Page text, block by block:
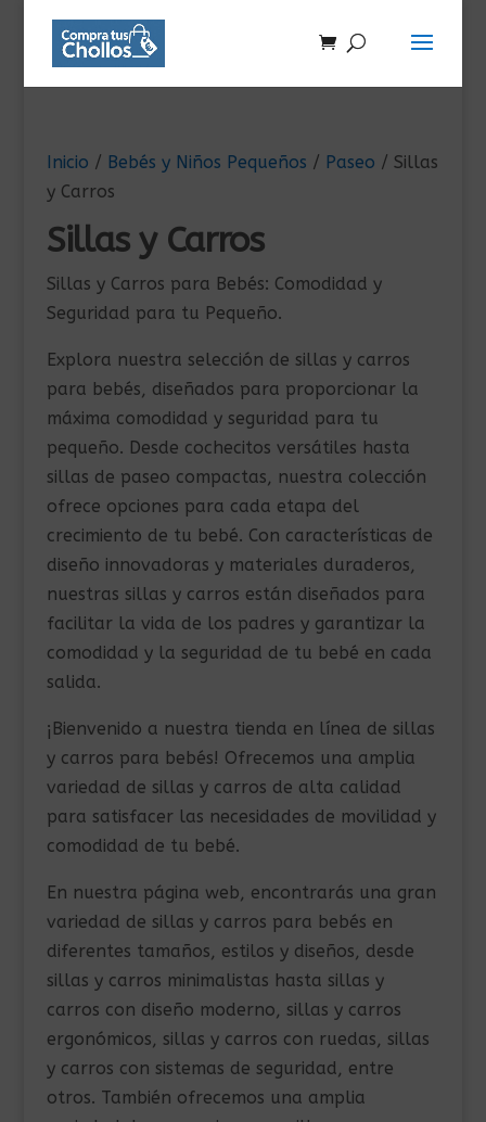
Inicio / Bebés y Niños Pequeños / Paseo / Sillas
y Carros
Sillas y Carros
Sillas y Carros para Bebés: Comodidad y
Seguridad para tu Pequeño.
Explora nuestra selección de sillas y carros
para bebés, diseñados para proporcionar la
máxima comodidad y seguridad para tu
pequeño. Desde cochecitos versátiles hasta
sillas de paseo compactas, nuestra colección
ofrece opciones para cada etapa del
crecimiento de tu bebé. Con características de
diseño innovadoras y materiales duraderos,
nuestras sillas y carros están diseñados para
facilitar la vida de los padres y garantizar la
comodidad y la seguridad de tu bebé en cada
salida.
¡Bienvenido a nuestra tienda en línea de sillas
y carros para bebés! Ofrecemos una amplia
variedad de sillas y carros de alta calidad
para satisfacer las necesidades de movilidad y
comodidad de tu bebé.
En nuestra página web, encontrarás una gran
variedad de sillas y carros para bebés en
diferentes tamaños, estilos y diseños, desde
sillas y carros minimalistas hasta sillas y
carros con diseño moderno, sillas y carros
ergonómicos, sillas y carros con ruedas, sillas
y carros con sistemas de seguridad, entre
otros. También ofrecemos una amplia